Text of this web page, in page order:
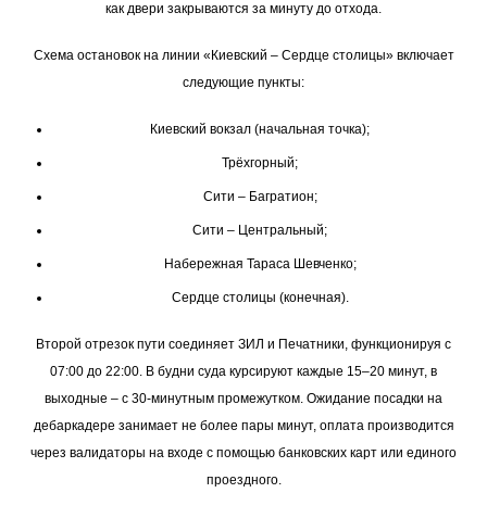
как двери закрываются за минуту до отхода.
Схема остановок на линии «Киевский – Сердце столицы» включает
следующие пункты:
Киевский вокзал (начальная точка);
Трёхгорный;
Сити – Багратион;
Сити – Центральный;
Набережная Тараса Шевченко;
Сердце столицы (конечная).
Второй отрезок пути соединяет ЗИЛ и Печатники, функционируя с
07:00 до 22:00. В будни суда курсируют каждые 15–20 минут, в
выходные – с 30-минутным промежутком. Ожидание посадки на
дебаркадере занимает не более пары минут, оплата производится
через валидаторы на входе с помощью банковских карт или единого
проездного.